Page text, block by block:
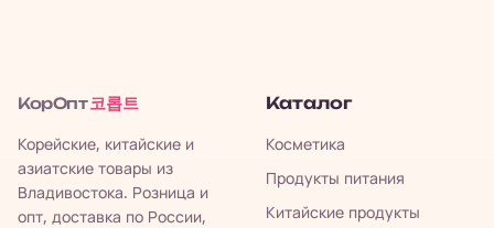
КорОпт 코롭트
Корейские, китайские и
азиатские товары из
Владивостока. Розница и
опт, доставка по России,
Каталог
Косметика
Продукты питания
Китайские продукты